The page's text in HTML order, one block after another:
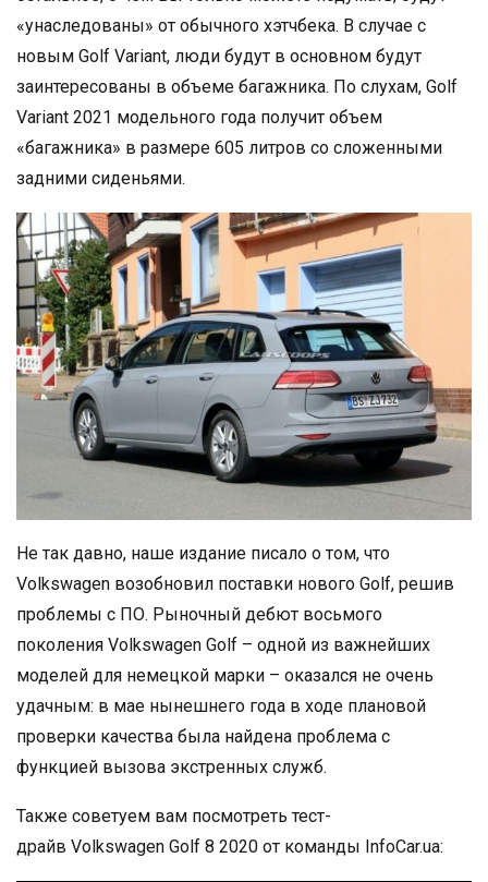
«унаследованы» от обычного хэтчбека. В случае с
новым Golf Variant, люди будут в основном будут
заинтересованы в объеме багажника. По слухам, Golf
Variant 2021 модельного года получит объем
«багажника» в размере 605 литров со сложенными
задними сиденьями.
Не так давно, наше издание писало о том, что
Volkswagen возобновил поставки нового Golf, решив
проблемы с ПО. Рыночный дебют восьмого
поколения Volkswagen Golf – одной из важнейших
моделей для немецкой марки – оказался не очень
удачным: в мае нынешнего года в ходе плановой
проверки качества была найдена проблема с
функцией вызова экстренных служб.
Также советуем вам посмотреть тест-
драйв Volkswagen Golf 8 2020 от команды InfoCar.ua: